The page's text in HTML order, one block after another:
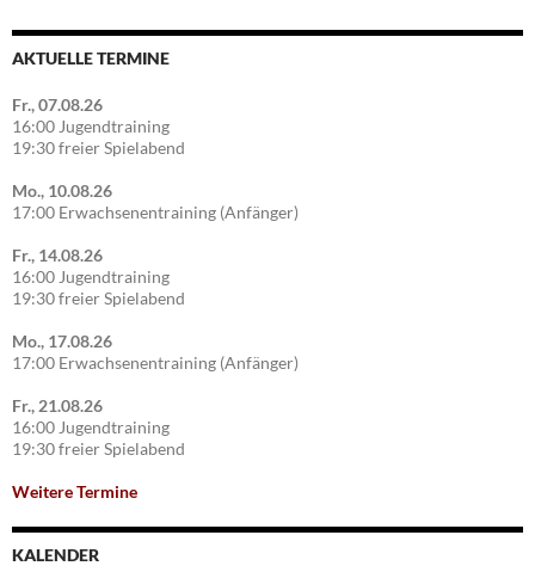
AKTUELLE TERMINE
Fr., 07.08.26
16:00 Jugendtraining
19:30 freier Spielabend
Mo., 10.08.26
17:00 Erwachsenentraining (Anfänger)
Fr., 14.08.26
16:00 Jugendtraining
19:30 freier Spielabend
Mo., 17.08.26
17:00 Erwachsenentraining (Anfänger)
Fr., 21.08.26
16:00 Jugendtraining
19:30 freier Spielabend
Weitere Termine
KALENDER